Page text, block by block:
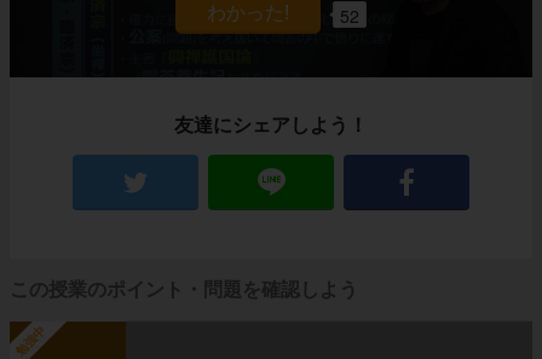
52
友達にシェアしよう！
この授業のポイント・問題を確認しよう
勉強中